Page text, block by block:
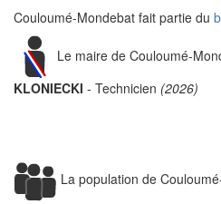
Couloumé-Mondebat fait partie du
Le maire de Couloumé-
KLONIECKI - Technicien (2026)
La population de